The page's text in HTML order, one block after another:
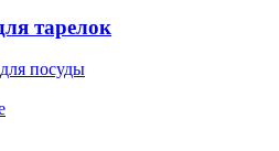
тарелок
посуды